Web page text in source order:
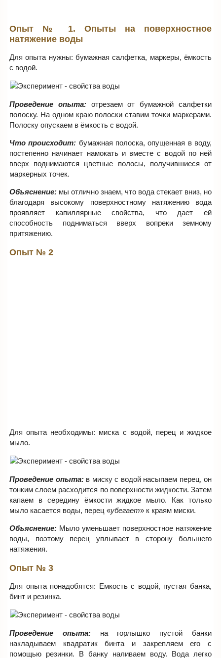
Опыт № 1. Опыты на поверхностное
натяжение воды
Для опыта нужны: бумажная салфетка, маркеры, ёмкость
с водой.
Проведение опыта:отрезаем от бумажной салфетки
полоску. На одном краю полоски ставим точки маркерами.
Полоску опускаем в ёмкость с водой.
Что происходит: бумажная полоска, опущенная в воду,
постепенно начинает намокать и вместе с водой по ней
вверх поднимаются цветные полосы, получившиеся от
маркерных точек.
Объяснение: мы отлично знаем, что вода стекает вниз, но
благодаря высокому поверхностному натяжению вода
проявляет капиллярные свойства, что дает ей
способность подниматься вверх вопреки земному
притяжению.
Опыт № 2
Для опыта необходимы: миска с водой, перец и жидкое
мыло.
Проведение опыта:в миску с водой насыпаем перец, он
тонким слоем расходится по поверхности жидкости. Затем
капаем в середину ёмкости жидкое мыло. Как только
мыло касается воды, перец «убегает» к краям миски.
Объяснение: Мыло уменьшает поверхностное натяжение
воды, поэтому перец уплывает в сторону большего
натяжения.
Опыт № 3
Для опыта понадобятся: Емкость с водой, пустая банка,
бинт и резинка.
Проведение опыта:на горлышко пустой банки
накладываем квадратик бинта и закрепляем его с
помощью резинки. В банку наливаем воду. Вода легко